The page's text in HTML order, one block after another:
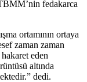
fedakarca
ortamının ortaya
zaman zaman
eden
altında
dedi.